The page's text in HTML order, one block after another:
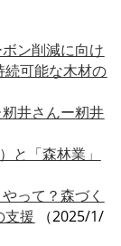
ン削減に向け
続可能な木材の
井さんー籾井
と「森林業」
って？森づく
支援 （2025/1/